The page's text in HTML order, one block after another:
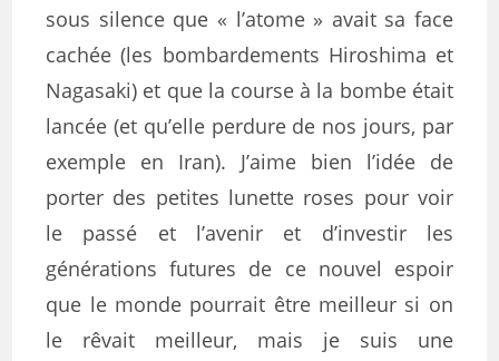
sous silence que « l’atome » avait sa face
cachée (les bombardements Hiroshima et
Nagasaki) et que la course à la bombe était
lancée (et qu’elle perdure de nos jours, par
exemple en Iran). J’aime bien l’idée de
porter des petites lunette roses pour voir
le passé et l’avenir et d’investir les
générations futures de ce nouvel espoir
que le monde pourrait être meilleur si on
le rêvait meilleur, mais je suis une